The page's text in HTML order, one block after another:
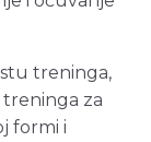
treninga,
za
formi i